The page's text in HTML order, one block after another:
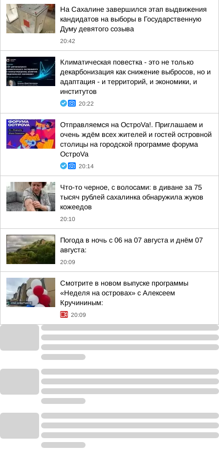
На Сахалине завершился этап выдвижения
кандидатов на выборы в Государственную
Думу девятого созыва
20:42
Климатическая повестка - это не только
декарбонизация как снижение выбросов, но и
адаптация - и территорий, и экономики, и
институтов
20:22
Отправляемся на ОстроVa!. Приглашаем и
очень ждём всех жителей и гостей островной
столицы на городской программе форума
ОстроVa
20:14
Что-то черное, с волосами: в диване за 75
тысяч рублей сахалинка обнаружила жуков
кожеедов
20:10
Погода в ночь с 06 на 07 августа и днём 07
августа:
20:09
Смотрите в новом выпуске программы
«Неделя на островах» с Алексеем
Кручининым:
20:09